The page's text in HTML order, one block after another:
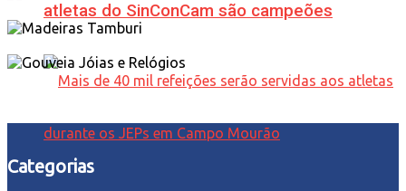
atletas do SinConCam são campeões
Categorias